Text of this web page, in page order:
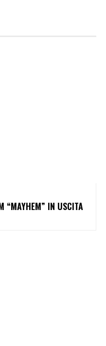
“MAYHEM” IN USCITA